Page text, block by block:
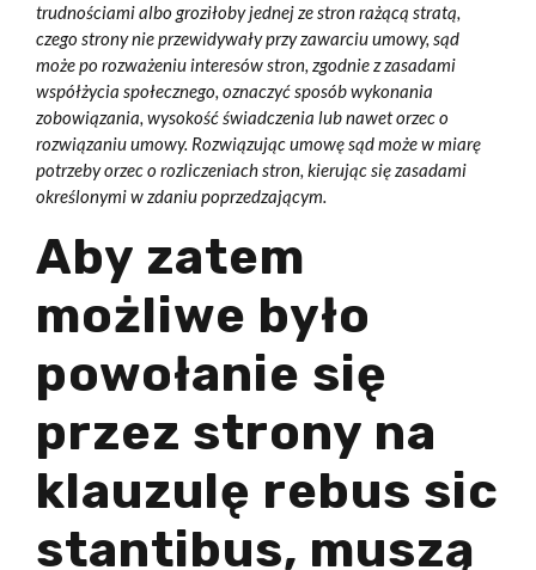
trudnościami albo groziłoby jednej ze stron rażącą stratą,
czego strony nie przewidywały przy zawarciu umowy, sąd
może po rozważeniu interesów stron, zgodnie z zasadami
współżycia społecznego, oznaczyć sposób wykonania
zobowiązania, wysokość świadczenia lub nawet orzec o
rozwiązaniu umowy. Rozwiązując umowę sąd może w miarę
potrzeby orzec o rozliczeniach stron, kierując się zasadami
określonymi w zdaniu poprzedzającym.
Aby zatem
możliwe było
powołanie się
przez strony na
klauzulę rebus sic
stantibus, muszą